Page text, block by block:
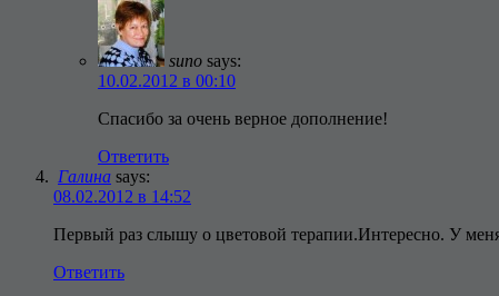
suno says:
10.02.2012 в 00:10
Спасибо за очень верное дополнение!
Ответить
Галина says:
08.02.2012 в 14:52
Первый раз слышу о цветовой терапии.Интересно. У
Ответить